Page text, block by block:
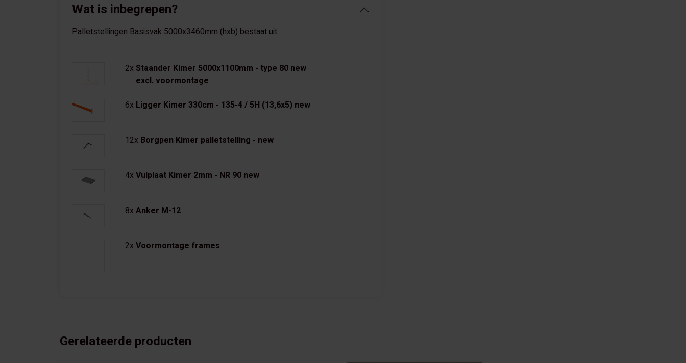
Wat is inbegrepen?
Palletstellingen Basisvak 5000x3460mm (hxb) bestaat uit:
2x Staander Kimer 5000x1100mm - type 80 new
excl. voormontage
6x Ligger Kimer 330cm - 135-4 / 5H (13,6x5) new
12x Borgpen Kimer palletstelling - new
4x Vulplaat Kimer 2mm - NR 90 new
8x Anker M-12
2x Voormontage frames
Gerelateerde producten